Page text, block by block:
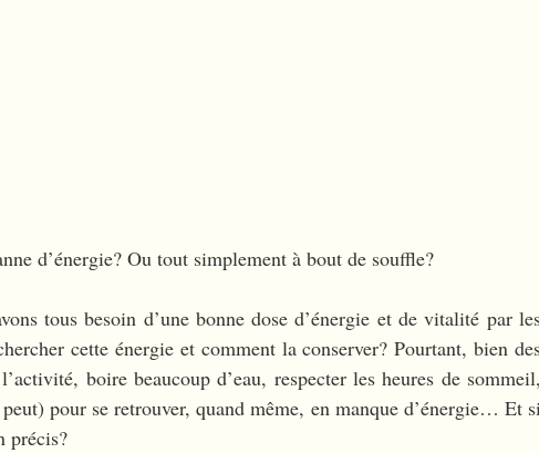
d’énergie? Ou tout simplement à bout de souffle?
tous besoin d’une bonne dose d’énergie et de vitalité par
cette énergie et comment la conserver? Pourtant, bien
boire beaucoup d’eau, respecter les heures de sommeil,
pour se retrouver, quand même, en manque d’énergie… Et
précis?